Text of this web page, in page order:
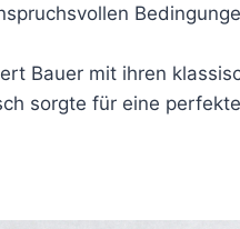
Bauer mit ihren
sorgte für eine